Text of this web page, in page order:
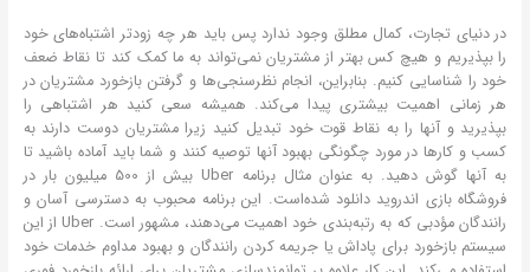
در دنیای تجارت، کمال مطلق وجود ندارد پس باید هر چه زودتر اشتباه‌های خود
را بپذیریم و هیچ کس بهتر از مشتریان نمی‌تواند به ما کمک کند تا نقاط ضعف
خود را شناسایی کنیم. بنابراین، انجام نظرسنجی‌ها و گرفتن بازخورد مشتریان در
هر زمانی اهمیت بیشتری پیدا می‌کند. همیشه سعی کنید هر اشتباهی را
بپذیرید و آنها را به نقاط قوت خود تبدیل کنید زیرا مشتریان دوست دارند به
کسب و کارها در مورد چگونگی بهبود آنها توصیه کنند و شما باید آماده باشید تا
به آنها گوش دهید. به عنوان مثال برنامه Uber بیش از 500 میلیون بار در
فروشگاه بازی اندروید دانلود شده‌است. این برنامه محبوب به دسترسی آسان و
رانندگان مؤدبی که به رتبه‌بندی خود اهمیت می‌دهند، مشهور است. Uber از این
سیستم بازخورد برای پاداش یا جریمه کردن رانندگان و بهبود مداوم خدمات خود